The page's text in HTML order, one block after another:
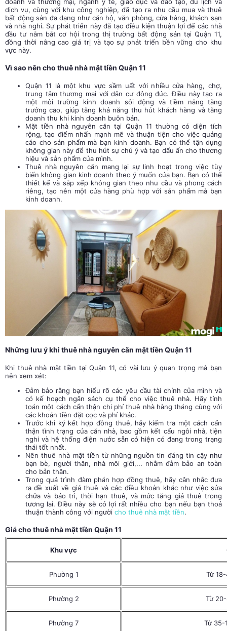
dịch vụ, cùng với khu công nghiệp, đã tạo ra nhu cầu mua và thuê
bất động sản đa dạng như căn hộ, văn phòng, cửa hàng, khách sạn
và nhà nghỉ. Sự phát triển này đã tạo điều kiện thuận lợi để các nhà
đầu tư nắm bắt cơ hội trong thị trường bất động sản tại Quận 11,
đồng thời nâng cao giá trị và tạo sự phát triển bền vững cho khu
vực này.
Vì sao nên cho thuê nhà mặt tiền Quận 11
Quận 11 là một khu vực sầm uất với nhiều cửa hàng, chợ,
trung tâm thương mại với dân cư đông đúc. Điều này tạo ra
một môi trường kinh doanh sôi động và tiềm năng tăng
trưởng cao, giúp tăng khả năng thu hút khách hàng và tăng
doanh thu khi kinh doanh buôn bán.
Mặt tiền nhà nguyên căn tại Quận 11 thường có diện tích
rộng, tạo điểm nhấn mạnh mẽ và thuận tiện cho việc quảng
cáo cho sản phẩm mà bạn kinh doanh. Bạn có thể tận dụng
không gian này để thu hút sự chú ý và tạo dấu ấn cho thương
hiệu và sản phẩm của mình.
Thuê nhà nguyên căn mang lại sự linh hoạt trong việc tùy
biến không gian kinh doanh theo ý muốn của bạn. Bạn có thể
thiết kế và sắp xếp không gian theo nhu cầu và phong cách
riêng, tạo nên một cửa hàng phù hợp với sản phẩm mà bạn
kinh doanh.
Những lưu ý khi thuê nhà nguyên căn mặt tiền Quận 11
Khi thuê nhà mặt tiền tại Quận 11, có vài lưu ý quan trọng mà bạn
nên xem xét:
Đảm bảo rằng bạn hiểu rõ các yêu cầu tài chính của mình và
có kế hoạch ngân sách cụ thể cho việc thuê nhà. Hãy tính
toán một cách cẩn thận chi phí thuê nhà hàng tháng cùng với
các khoản tiền đặt cọc và phí khác.
Trước khi ký kết hợp đồng thuê, hãy kiểm tra một cách cẩn
thận tình trạng của căn nhà, bao gồm kết cấu ngôi nhà, tiện
nghi và hệ thống điện nước sẵn có hiện có đang trong trạng
thái tốt nhất.
Nên thuê nhà mặt tiền từ những nguồn tin đáng tin cậy như
bạn bè, người thân, nhà môi giới,... nhằm đảm bảo an toàn
cho bản thân.
Trong quá trình đàm phán hợp đồng thuê, hãy cân nhắc đưa
ra đề xuất về giá thuê và các điều khoản khác như việc sửa
chữa và bảo trì, thời hạn thuê, và mức tăng giá thuê trong
tương lai. Điều này sẽ có lợi rất nhiều cho bạn nếu bạn thoả
thuận thành công với người cho thuê nhà mặt tiền.
Giá cho thuê nhà mặt tiền Quận 11
Khu vực
Phường 1 Từ
Phường 2 Từ
Phường 7 Từ 35-